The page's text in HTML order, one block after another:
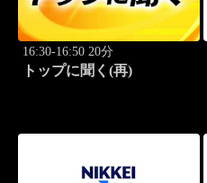
16:30-16:50 20分
トップに聞く(再)